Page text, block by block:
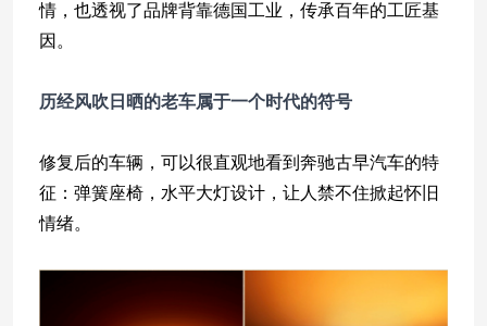
情，也透视了品牌背靠德国工业，传承百年的工匠基
因。
历经风吹日晒的老车属于一个时代的符号
修复后的车辆，可以很直观地看到奔驰古早汽车的特
征：弹簧座椅，水平大灯设计，让人禁不住掀起怀旧
情绪。